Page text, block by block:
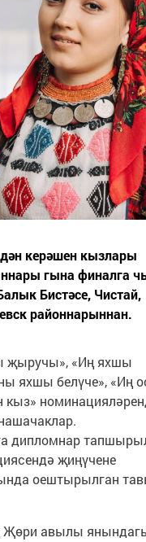
керәшен кызлары
гына финалга
Бистәсе, Чистай,
районнарыннан.
җыручы», «Иң яхшы
яхшы белүче», «Иң
кыз»
дипломнар
җиңүчене
оештырылган
авылы